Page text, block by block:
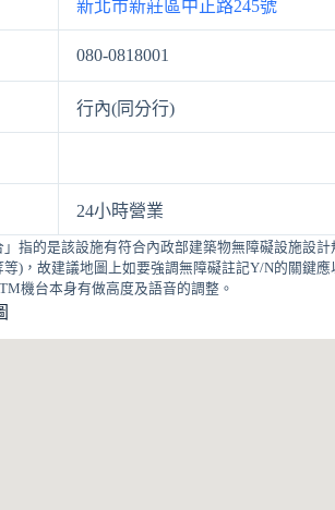
新北市新莊區中正路245號
080-0818001
行內(同分行)
24小時營業
指的是該設施有符合內政部建築物無障礙設施設
)，故建議地圖上如要強調無障礙註記Y/N的關鍵
機台本身有做高度及語音的調整。